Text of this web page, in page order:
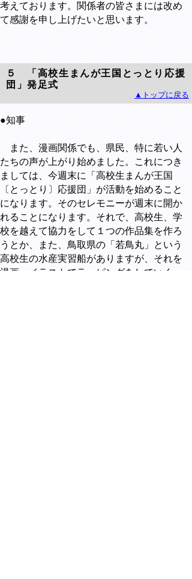
考えております。関係者の皆さまには改め
て感謝を申し上げたいと思います。
５ 「高校生まんが王国とっとり応援
団」発足式
▲トップに戻る
●知事
また、漫画関係でも、県民、特に若い人
たちの声が上がり始めました。これにつき
ましては、今週末に「高校生まんが王国
〔とっとり〕応援団」が活動を始めること
になります。そのセレモニーが週末に開か
れることになります。それで、高校生、学
校を越えて協力をして１つの作品集を作ろ
うとか、また、鳥取県の「若鳥丸」という
高校生の水産実習船がありますが、それを
漫画、イラストでラッピングをしていく